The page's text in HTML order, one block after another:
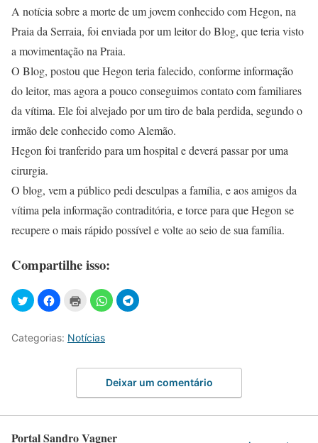
A notícia sobre a morte de um jovem conhecido com Hegon, na
Praia da Serraia, foi enviada por um leitor do Blog, que teria visto
a movimentação na Praia.
O Blog, postou que Hegon teria falecido, conforme informação
do leitor, mas agora a pouco conseguimos contato com familiares
da vítima. Ele foi alvejado por um tiro de bala perdida, segundo o
irmão dele conhecido como Alemão.
Hegon foi tranferido para um hospital e deverá passar por uma
cirurgia.
O blog, vem a público pedi desculpas a família, e aos amigos da
vítima pela informação contraditória, e torce para que Hegon se
recupere o mais rápido possível e volte ao seio de sua família.
Compartilhe isso:
Categorias: Notícias
Deixar um comentário
Portal Sandro Vagner